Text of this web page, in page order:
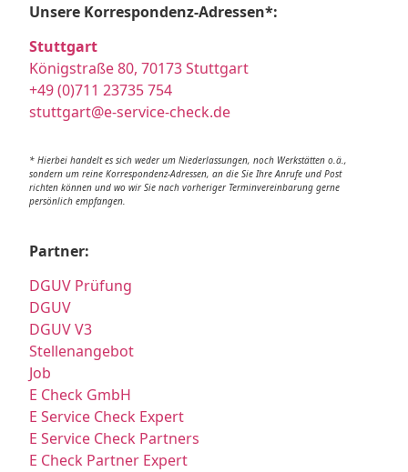
Unsere Korrespondenz-Adressen*:
Stuttgart
Königstraße 80, 70173 Stuttgart
+49 (0)711 23735 754
stuttgart@e-service-check.de
* Hierbei handelt es sich weder um Niederlassungen, noch Werkstätten o.ä.,
sondern um reine Korrespondenz-Adressen, an die Sie Ihre Anrufe und Post
richten können und wo wir Sie nach vorheriger Terminvereinbarung gerne
persönlich empfangen.
Partner:
DGUV Prüfung
DGUV
DGUV V3
Stellenangebot
Job
E Check GmbH
E Service Check Expert
E Service Check Partners
E Check Partner Expert